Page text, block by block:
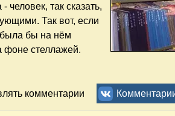
так сказать,
Так вот, если
была бы на нём
фоне стеллажей.
комментарии